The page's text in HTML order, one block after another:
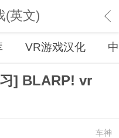
(英文)
VR游戏汉化
] BLARP! vr
车神